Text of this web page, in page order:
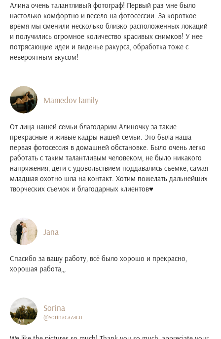
Алина очень талантливый фотограф! Первый раз мне было
настолько комфортно и весело на фотосессии. За короткое
время мы сменили несколько близко расположенных локаций
и получились огромное количество красивых снимков! У нее
потрясающие идеи и виденье ракурса, обработка тоже с
невероятным вкусом!
Mamedov family
От лица нашей семьи благодарим Алиночку за такие
прекрасные и живые кадры нашей семьи. Это была наша
первая фотосессия в домашней обстановке. Было очень легко
работать с таким талантливым человеком, не было никакого
напряжения, дети с удовольствием поддавались съемке, самая
младшая охотно шла на контакт. Хотим пожелать дальнейших
творческих съемок и благодарных клиентов♥️
Jana
Спасибо за вашу работу, всё было хорошо и прекрасно,
хорошая работа,,,
Sorina
@sorinacazacu